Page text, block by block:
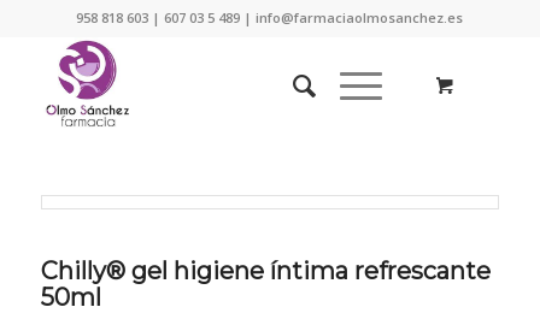
958 818 603 | 607 03 5 489 | info@farmaciaolmosanchez.es
Chilly® gel higiene íntima refrescante
50ml